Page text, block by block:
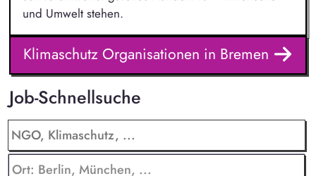
und Umwelt stehen.
Klimaschutz Organisationen in Bremen
Job-Schnellsuche